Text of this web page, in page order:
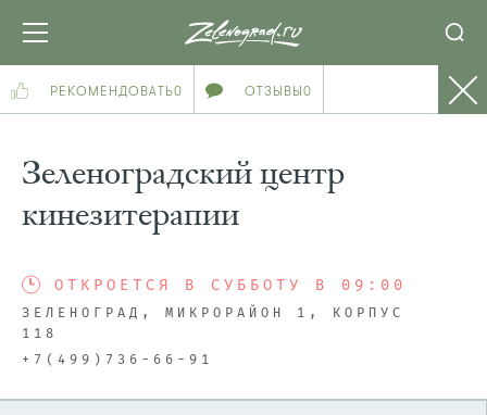
РЕКОМЕНДОВАТЬ0 ОТЗЫВЫ0
Зеленоградский центр
кинезитерапии
ОТКРОЕТСЯ В СУББОТУ В 09:00
ЗЕЛЕНОГРАД, МИКРОРАЙОН 1, КОРПУС
118
+7(499)736-66-91